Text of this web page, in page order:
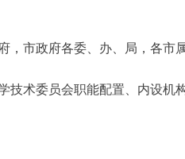
，市政府各委、办、局，各市
术委员会职能配置、内设机